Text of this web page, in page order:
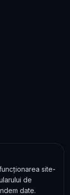
site-
de
date.